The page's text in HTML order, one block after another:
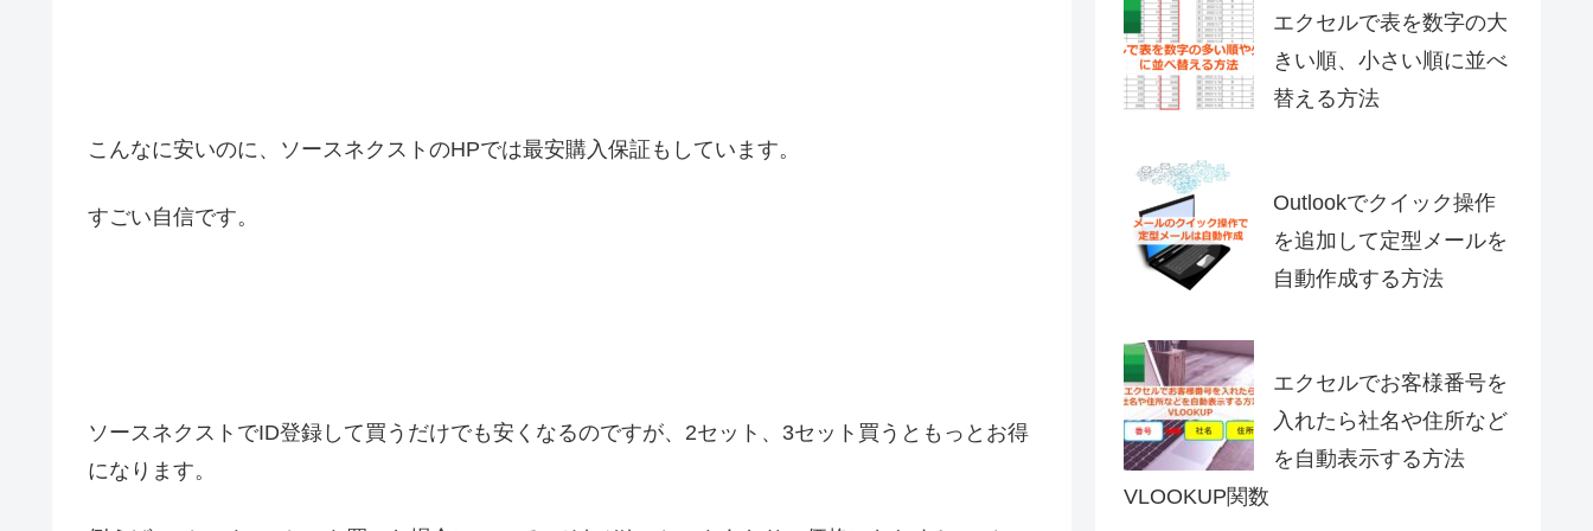
こんなに安いのに、ソースネクストのHPでは最安購入保証もしています。
すごい自信です。
ソースネクストでID登録して買うだけでも安くなるのですが、2セット、3セット買うともっとお得
になります。
エクセルで表を数字の大
きい順、小さい順に並べ
替える方法
Outlookでクイック操作
を追加して定型メールを
自動作成する方法
エクセルでお客様番号を
入れたら社名や住所など
を自動表示する方法
VLOOKUP関数